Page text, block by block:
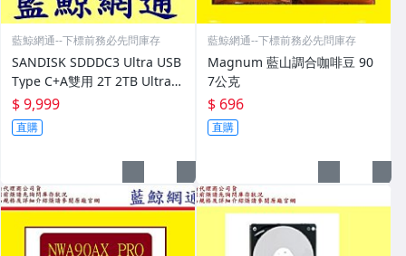
藍鯨網通--下標前務必先問庫存
SANDISK SDDDC3 Ultra USB
Type C+A雙用 2T 2TB Ultra G
o
$ 9,999
直購
藍鯨網通--下標前務必先問庫存
Magnum 藍山調合咖啡豆 90
7公克
$ 696
直購